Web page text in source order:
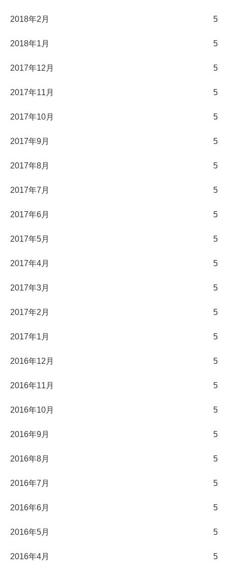
2018年2月 5
2018年1月 5
2017年12月 5
2017年11月 5
2017年10月 5
2017年9月 5
2017年8月 5
2017年7月 5
2017年6月 5
2017年5月 5
2017年4月 5
2017年3月 5
2017年2月 5
2017年1月 5
2016年12月 5
2016年11月 5
2016年10月 5
2016年9月 5
2016年8月 5
2016年7月 5
2016年6月 5
2016年5月 5
2016年4月 5